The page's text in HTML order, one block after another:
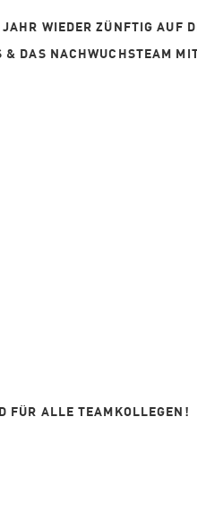
WIEDER ZÜNFTIG AUF
DAS NACHWUCHSTEAM
FÜR ALLE TEAMKOLLEGEN!